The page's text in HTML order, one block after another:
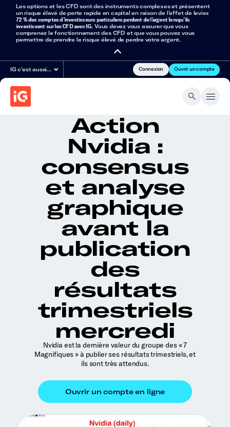
Les options et les CFD sont des instruments complexes et présentent
un risque élevé de perte rapide en capital en raison de l’effet de levier.
72 % des comptes d’investisseurs particuliers perdent de l’argent lorsqu’ils
investissent sur les CFD avec IG. Vous devez vous assurer que vous
comprenez le fonctionnement des CFD et que vous pouvez vous
permettre de prendre le risque élevé de perdre votre argent.
IG c'est aussi… Connexion Ouvrir un compte
Action
Nvidia :
consensus
et analyse
graphique
avant la
publication
des
résultats
trimestriels
mercredi
Nvidia est la dernière valeur du groupe des « 7
Magnifiques » à publier ses résultats trimestriels, et
ils sont très attendus.